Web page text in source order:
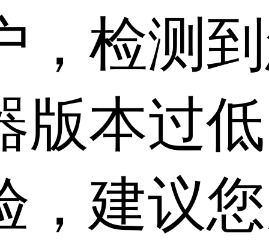
，检测
版本过
，建议